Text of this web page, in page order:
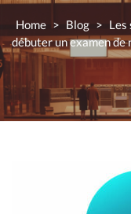
Home > Blog > Les
débuter un examen de